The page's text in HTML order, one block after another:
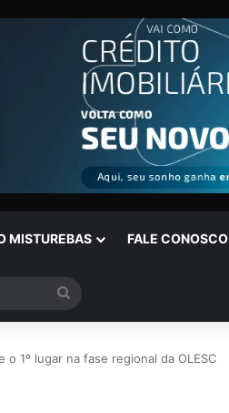
MISTUREBAS FALE CONOSCO
por
1º lugar na fase regional da OLESC